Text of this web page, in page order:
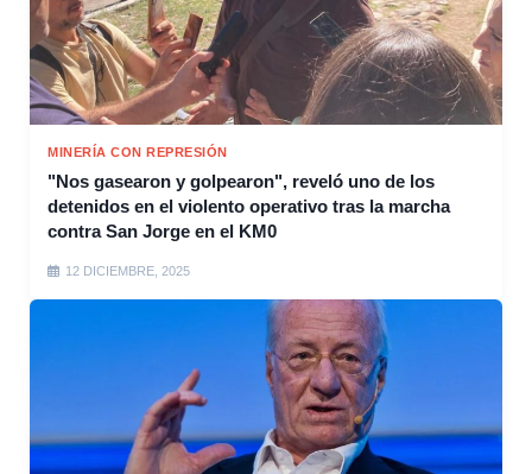
MINERÍA CON REPRESIÓN
"Nos gasearon y golpearon", reveló uno de los
detenidos en el violento operativo tras la marcha
contra San Jorge en el KM0
12 DICIEMBRE, 2025